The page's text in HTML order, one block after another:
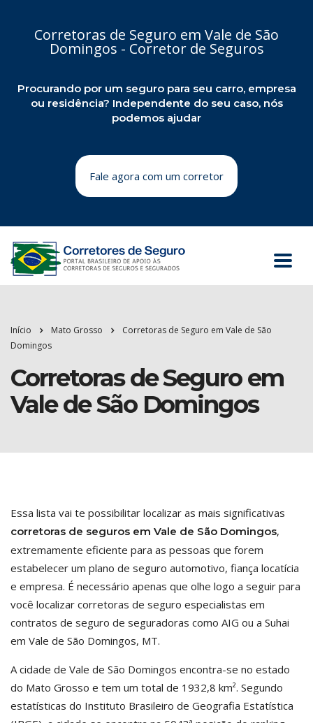
Corretoras de Seguro em Vale de São
Domingos - Corretor de Seguros
Procurando por um seguro para seu carro, empresa
ou residência? Independente do seu caso, nós
podemos ajudar
Fale agora com um corretor
Início Mato Grosso
Corretoras de Seguro em Vale de São
Domingos
Corretoras de Seguro em
Vale de São Domingos
Essa lista vai te possibilitar localizar as mais significativas
corretoras de seguros em Vale de São Domingos,
extremamente eficiente para as pessoas que forem
estabelecer um plano de seguro automotivo, fiança locatícia
e empresa. É necessário apenas que olhe logo a seguir para
você localizar corretoras de seguro especialistas em
contratos de seguro de seguradoras como AIG ou a Suhai
em Vale de São Domingos, MT.
A cidade de Vale de São Domingos encontra-se no estado
do Mato Grosso e tem um total de 1932,8 km². Segundo
estatísticas do Instituto Brasileiro de Geografia Estatística